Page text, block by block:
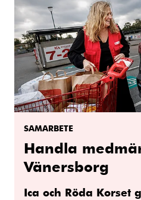
SAMARBETE
Handla
Vänersborg
Ica och Röda Korset